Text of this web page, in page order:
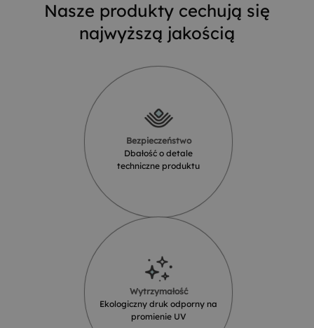
Nasze produkty cechują się
najwyższą jakością
Bezpieczeństwo
Dbałość o detale
techniczne produktu
Wytrzymałość
Ekologiczny druk odporny na
promienie UV